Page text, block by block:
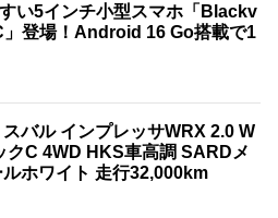
い5インチ小型スマホ「Blackv
」登場！Android 16 Go搭載で1
スバル インプレッサWRX 2.0 W
クC 4WD HKS車高調 SARDメ
ホワイト 走行32,000km